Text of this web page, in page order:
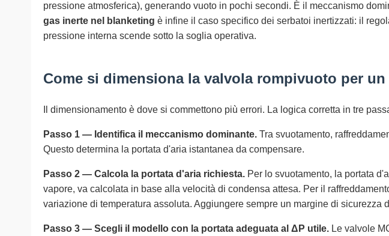
pressione atmosferica), generando vuoto in pochi secondi. È il meccanismo
gas inerte nel blanketing è infine il caso specifico dei serbatoi inertizzati: il
pressione interna scende sotto la soglia operativa.
Come si dimensiona la valvola rompivuoto per
Il dimensionamento è dove si commettono più errori. La logica corretta in tre
Passo 1 — Identifica il meccanismo dominante. Tra svuotamento,
Questo determina la portata d'aria istantanea da compensare.
Passo 2 — Calcola la portata d'aria richiesta. Per lo svuotamento, la portata
vapore, va calcolata in base alla velocità di condensa attesa. Per il
variazione di temperatura assoluta. Aggiungere sempre un margine di sicurezza
Passo 3 — Scegli il modello con la portata adeguata al ΔP utile. Le valvole